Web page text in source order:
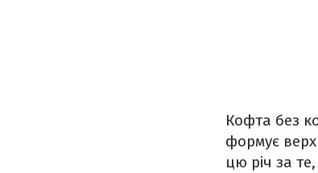
Кофта без
формує
цю річ за